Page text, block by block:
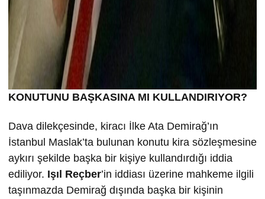
KONUTUNU BAŞKASINA MI KULLANDIRIYOR?
Dava dilekçesinde, kiracı İlke Ata Demirağ’ın
İstanbul Maslak’ta bulunan konutu kira sözleşmesine
aykırı şekilde başka bir kişiye kullandırdığı iddia
ediliyor. Işıl Reçber’in iddiası üzerine mahkeme ilgili
taşınmazda Demirağ dışında başka bir kişinin